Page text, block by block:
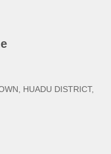
HUADU DISTRICT,